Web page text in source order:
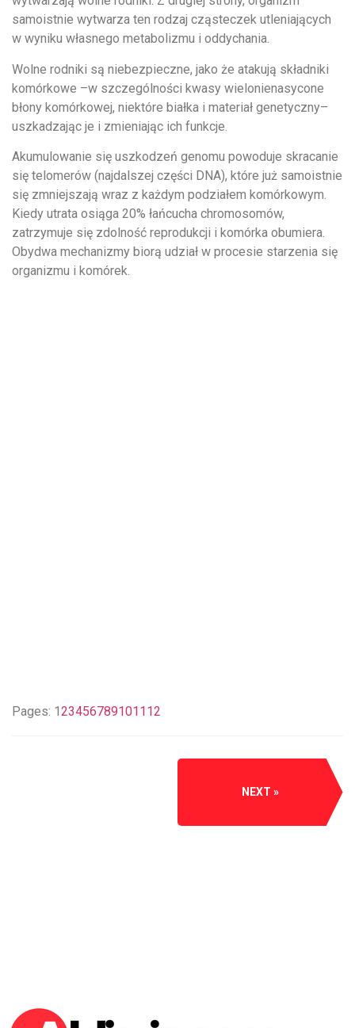
samoistnie wytwarza ten rodzaj cząsteczek utleniających
w wyniku własnego metabolizmu i oddychania.
Wolne rodniki są niebezpieczne, jako że atakują składniki
komórkowe –w szczególności kwasy wielonienasycone
błony komórkowej, niektóre białka i materiał genetyczny–
uszkadzając je i zmieniając ich funkcje.
Akumulowanie się uszkodzeń genomu powoduje skracanie
się telomerów (najdalszej części DNA), które już samoistnie
się zmniejszają wraz z każdym podziałem komórkowym.
Kiedy utrata osiąga 20% łańcucha chromosomów,
zatrzymuje się zdolność reprodukcji i komórka obumiera.
Obydwa mechanizmy biorą udział w procesie starzenia się
organizmu i komórek.
Pages: 123456789101112
NEXT